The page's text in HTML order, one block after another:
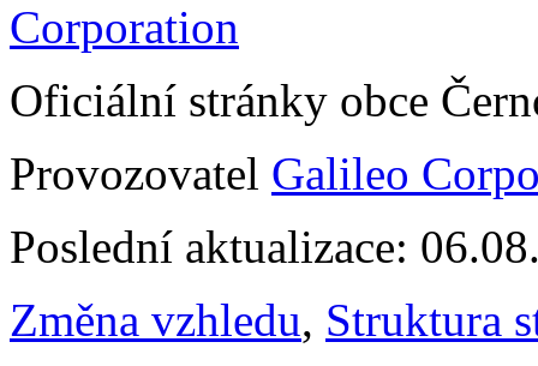
Oficiální stránky obce
Provozovatel Galileo
Poslední aktualizace:
Změna vzhledu, Struktura